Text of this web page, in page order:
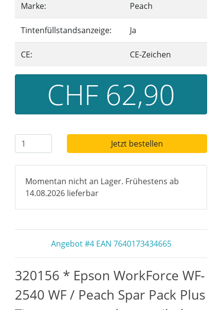
Marke: Peach
Tintenfüllstandsanzeige: Ja
CE: CE-Zeichen
CHF 62,90
Jetzt bestellen
Momentan nicht an Lager. Frühestens ab
14.08.2026 lieferbar
Angebot #4 EAN 7640173434665
320156 * Epson WorkForce WF-
2540 WF / Peach Spar Pack Plus